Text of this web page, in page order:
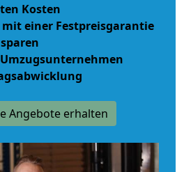
Kosten
einer Festpreisgarantie
Angebote erhalten